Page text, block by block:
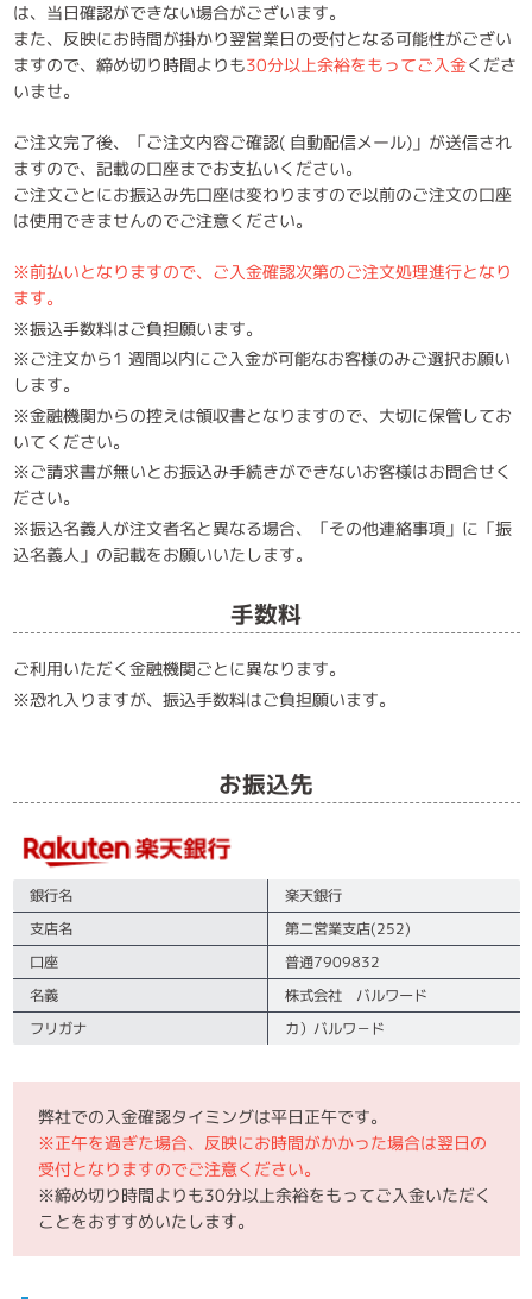
は、当日確認ができない場合がございます。
また、反映にお時間が掛かり翌営業日の受付となる可能性がござい
ますので、締め切り時間よりも30分以上余裕をもってご入金くださ
いませ。
ご注文完了後、「ご注文内容ご確認( 自動配信メール)」が送信され
ますので、記載の口座までお支払いください。
ご注文ごとにお振込み先口座は変わりますので以前のご注文の口座
は使用できませんのでご注意ください。
※前払いとなりますので、ご入金確認次第のご注文処理進行となり
ます。
※振込手数料はご負担願います。
※ご注文から1 週間以内にご入金が可能なお客様のみご選択お願い
します。
※金融機関からの控えは領収書となりますので、大切に保管してお
いてください。
※ご請求書が無いとお振込み手続きができないお客様はお問合せく
ださい。
※振込名義人が注文者名と異なる場合、「その他連絡事項」に「振
込名義人」の記載をお願いいたします。
手数料
ご利用いただく金融機関ごとに異なります。
※恐れ入りますが、振込手数料はご負担願います。
お振込先
銀行名
楽天銀行
支店名
第二営業支店(252)
口座
普通7909832
名義
株式会社 バルワード
フリガナ
カ）バルワ－ド
弊社での入金確認タイミングは平日正午です。
※正午を過ぎた場合、反映にお時間がかかった場合は翌日の
受付となりますのでご注意ください。
※締め切り時間よりも30分以上余裕をもってご入金いただく
ことをおすすめいたします。